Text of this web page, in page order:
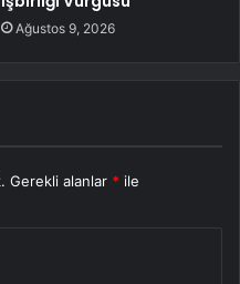
Ağustos 9, 2026
Gerekli alanlar * ile